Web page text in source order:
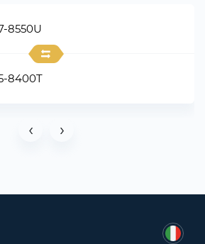
8550U
8400T
‹ ›